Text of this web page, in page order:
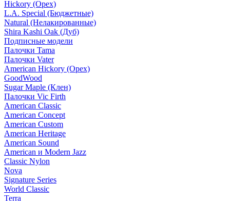
Hickory (Орех)
L.A. Special (Бюджетные)
Natural (Нелакированные)
Shira Kashi Oak (Дуб)
Подписные модели
Палочки Tama
Палочки Vater
American Hickory (Орех)
GoodWood
Sugar Maple (Клен)
Палочки Vic Firth
American Classic
American Concept
American Custom
American Heritage
American Sound
American и Modern Jazz
Classic Nylon
Nova
Signature Series
World Classic
Terra